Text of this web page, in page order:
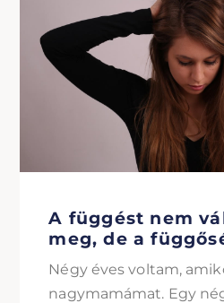
A függést nem
meg, de a
Négy éves voltam,
nagymamámat. Egy